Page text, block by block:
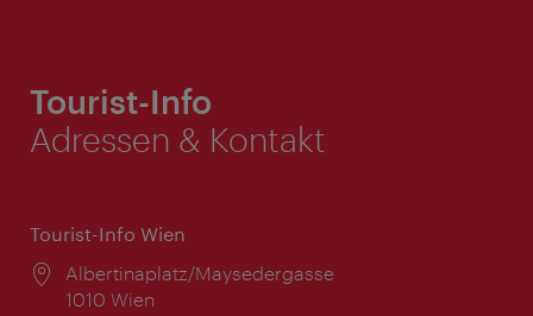
Tourist-Info
Adressen & Kontakt
Tourist-Info Wien
Ort:
Albertinaplatz/Maysedergasse
1010 Wien